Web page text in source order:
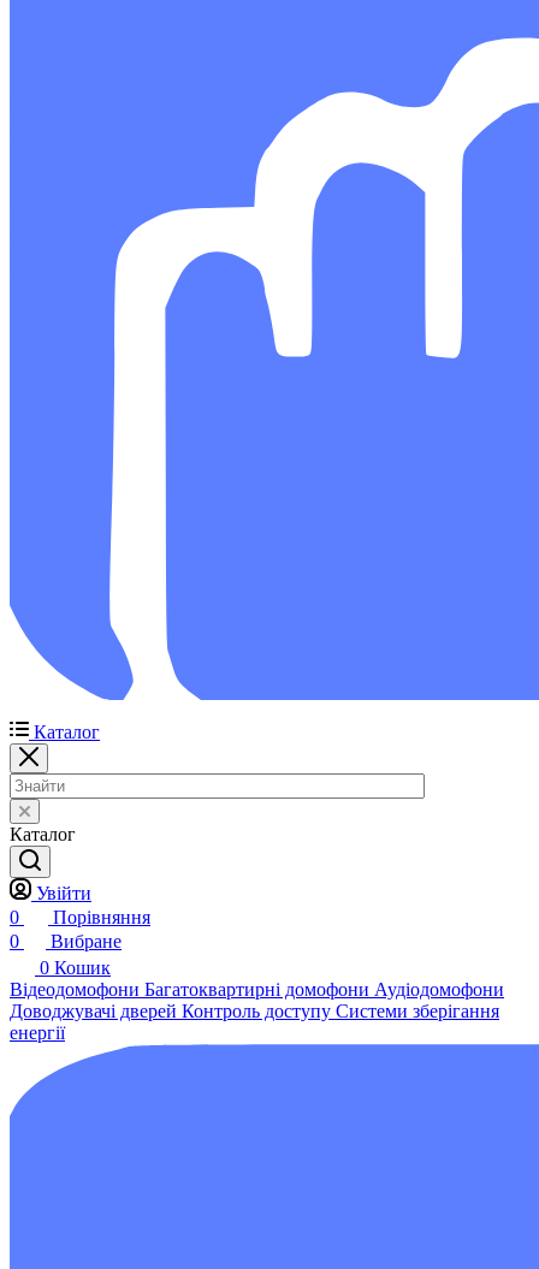
Каталог
Каталог
Увійти
0
Порівняння
0
Вибране
0 Кошик
Відеодомофони Багатоквартирні домофони Аудіодомофони
Доводжувачі дверей Контроль доступу Системи зберігання
енергії